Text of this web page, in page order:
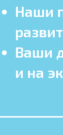
Наши
Ваши
и на